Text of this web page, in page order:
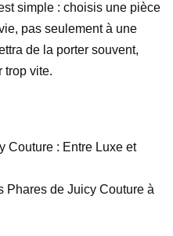
simple : choisis une pièce
pas seulement à une
de la porter souvent,
trop vite.
Couture : Entre Luxe et
Phares de Juicy Couture à